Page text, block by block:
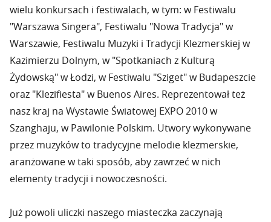
wielu konkursach i festiwalach, w tym: w Festiwalu
"Warszawa Singera", Festiwalu "Nowa Tradycja" w
Warszawie, Festiwalu Muzyki i Tradycji Klezmerskiej w
Kazimierzu Dolnym, w "Spotkaniach z Kulturą
Żydowską" w Łodzi, w Festiwalu "Sziget" w Budapeszcie
oraz "Klezifiesta" w Buenos Aires. Reprezentował też
nasz kraj na Wystawie Światowej EXPO 2010 w
Szanghaju, w Pawilonie Polskim. Utwory wykonywane
przez muzyków to tradycyjne melodie klezmerskie,
aranżowane w taki sposób, aby zawrzeć w nich
elementy tradycji i nowoczesności.
Już powoli uliczki naszego miasteczka zaczynają